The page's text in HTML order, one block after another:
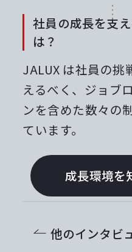
社員の成長を支
は？
JALUX は社員の挑
えるべく、ジョブ
ンを含めた数々の
ています。
成長環境を
他のインタビ